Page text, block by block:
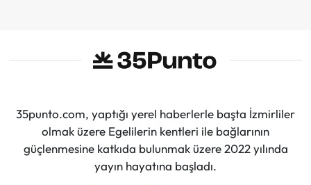
35punto.com, yaptığı yerel haberlerle başta İzmirliler
olmak üzere Egelilerin kentleri ile bağlarının
güçlenmesine katkıda bulunmak üzere 2022 yılında
yayın hayatına başladı.